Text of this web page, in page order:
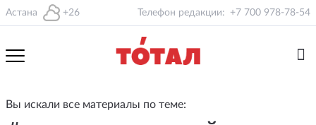
Астана +26 Телефон редакции: +7 700 978-78-54
Вы искали все материалы по теме: